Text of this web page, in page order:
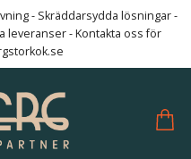
- Skräddarsydda lösningar -
leveranser - Kontakta oss för